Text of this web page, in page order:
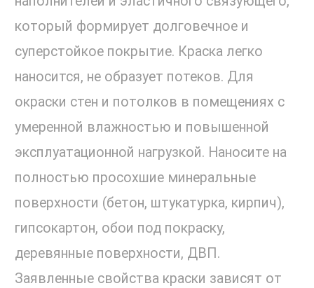
который формирует долговечное и
суперстойкое покрытие. Краска легко
наносится, не образует потеков. Для
окраски стен и потолков в помещениях с
умеренной влажностью и повышенной
эксплуатационной нагрузкой. Наносите на
полностью просохшие минеральные
поверхности (бетон, штукатурка, кирпич),
гипсокартон, обои под покраску,
деревянные поверхности, ДВП.
Заявленные свойства краски зависят от